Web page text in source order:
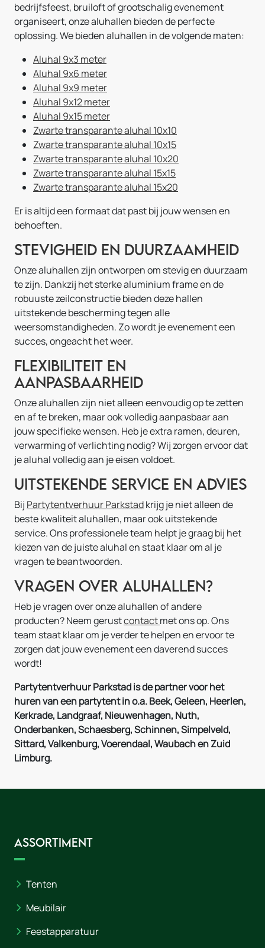
bedrijfsfeest, bruiloft of grootschalig evenement
organiseert, onze aluhallen bieden de perfecte
oplossing. We bieden aluhallen in de volgende maten:
Aluhal 9x3 meter
Aluhal 9x6 meter
Aluhal 9x9 meter
Aluhal 9x12 meter
Aluhal 9x15 meter
Zwarte transparante aluhal 10x10
Zwarte transparante aluhal 10x15
Zwarte transparante aluhal 10x20
Zwarte transparante aluhal 15x15
Zwarte transparante aluhal 15x20
Er is altijd een formaat dat past bij jouw wensen en
behoeften.
Stevigheid en Duurzaamheid
Onze aluhallen zijn ontworpen om stevig en duurzaam
te zijn. Dankzij het sterke aluminium frame en de
robuuste zeilconstructie bieden deze hallen
uitstekende bescherming tegen alle
weersomstandigheden. Zo wordt je evenement een
succes, ongeacht het weer.
Flexibiliteit en
Aanpasbaarheid
Onze aluhallen zijn niet alleen eenvoudig op te zetten
en af te breken, maar ook volledig aanpasbaar aan
jouw specifieke wensen. Heb je extra ramen, deuren,
verwarming of verlichting nodig? Wij zorgen ervoor dat
je aluhal volledig aan je eisen voldoet.
Uitstekende Service en Advies
Bij Partytentverhuur Parkstadkrijg je niet alleen de
beste kwaliteit aluhallen, maar ook uitstekende
service. Ons professionele team helpt je graag bij het
kiezen van de juiste aluhal en staat klaar om al je
vragen te beantwoorden.
Vragen over Aluhallen?
Heb je vragen over onze aluhallen of andere
producten? Neem gerustcontactmet ons op. Ons
team staat klaar om je verder te helpen en ervoor te
zorgen dat jouw evenement een daverend succes
wordt!
Partytentverhuur Parkstad is de partner voor het
huren van een partytent in o.a. Beek, Geleen, Heerlen,
Kerkrade, Landgraaf, Nieuwenhagen, Nuth,
Onderbanken, Schaesberg, Schinnen, Simpelveld,
Sittard, Valkenburg, Voerendaal, Waubach en Zuid
Limburg.
Assortiment
Tenten
Meubilair
Feestapparatuur